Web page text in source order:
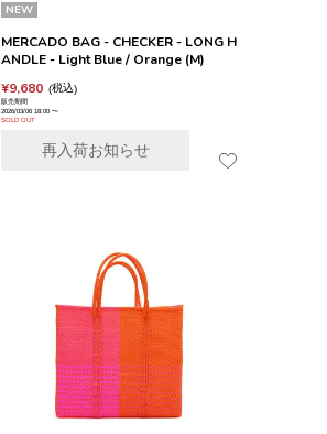
NEW
MERCADO BAG - CHECKER - LONG H
ANDLE - Light Blue / Orange (M)
¥9,680 税込
販売期間
2026/03/06 18:00 〜
SOLD OUT
再入荷お知らせ